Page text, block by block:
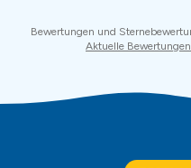
innerhalb